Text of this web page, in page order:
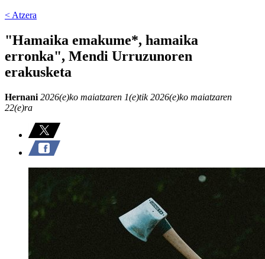
< Atzera
"Hamaika emakume*, hamaika
erronka", Mendi Urruzunoren
erakusketa
Hernani 2026(e)ko maiatzaren 1(e)tik 2026(e)ko maiatzaren
22(e)ra